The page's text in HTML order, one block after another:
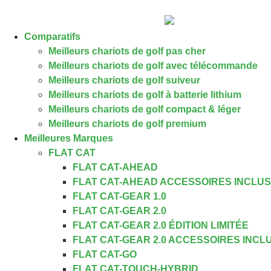
Comparatifs
Meilleurs chariots de golf pas cher
Meilleurs chariots de golf avec télécommande
Meilleurs chariots de golf suiveur
Meilleurs chariots de golf à batterie lithium
Meilleurs chariots de golf compact & léger
Meilleurs chariots de golf premium
Meilleures Marques
FLAT CAT
FLAT CAT-AHEAD
FLAT CAT-AHEAD ACCESSOIRES INCLUS
FLAT CAT-GEAR 1.0
FLAT CAT-GEAR 2.0
FLAT CAT-GEAR 2.0 ÉDITION LIMITÉE
FLAT CAT-GEAR 2.0 ACCESSOIRES
FLAT CAT-GO
FLAT CAT-TOUCH-HYBRID